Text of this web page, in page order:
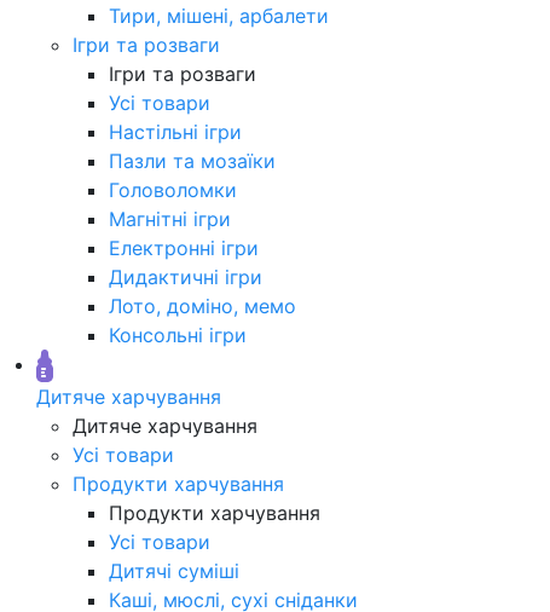
Тири, мішені, арбалети
Ігри та розваги
Ігри та розваги
Усі товари
Настільні ігри
Пазли та мозаїки
Головоломки
Магнітні ігри
Електронні ігри
Дидактичні ігри
Лото, доміно, мемо
Консольні ігри
Дитяче харчування
Дитяче харчування
Усі товари
Продукти харчування
Продукти харчування
Усі товари
Дитячі суміші
Каші, мюслі, сухі сніданки